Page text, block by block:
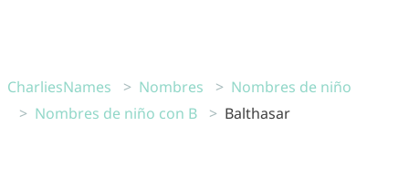
CharliesNames Nombres
Nombres de niño
Nombres de niño con B
Balthasar